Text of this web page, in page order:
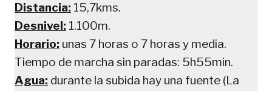
Distancia: 15,7kms.
Desnivel: 1.100m.
Horario: unas 7 horas o 7 horas y media.
Tiempo de marcha sin paradas: 5h55min.
Agua: durante la subida hay una fuente (La